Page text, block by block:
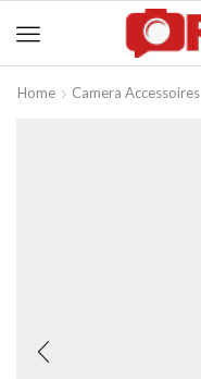
Home Camera Accessoires